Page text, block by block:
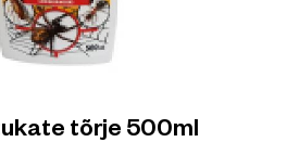
tõrje 500ml